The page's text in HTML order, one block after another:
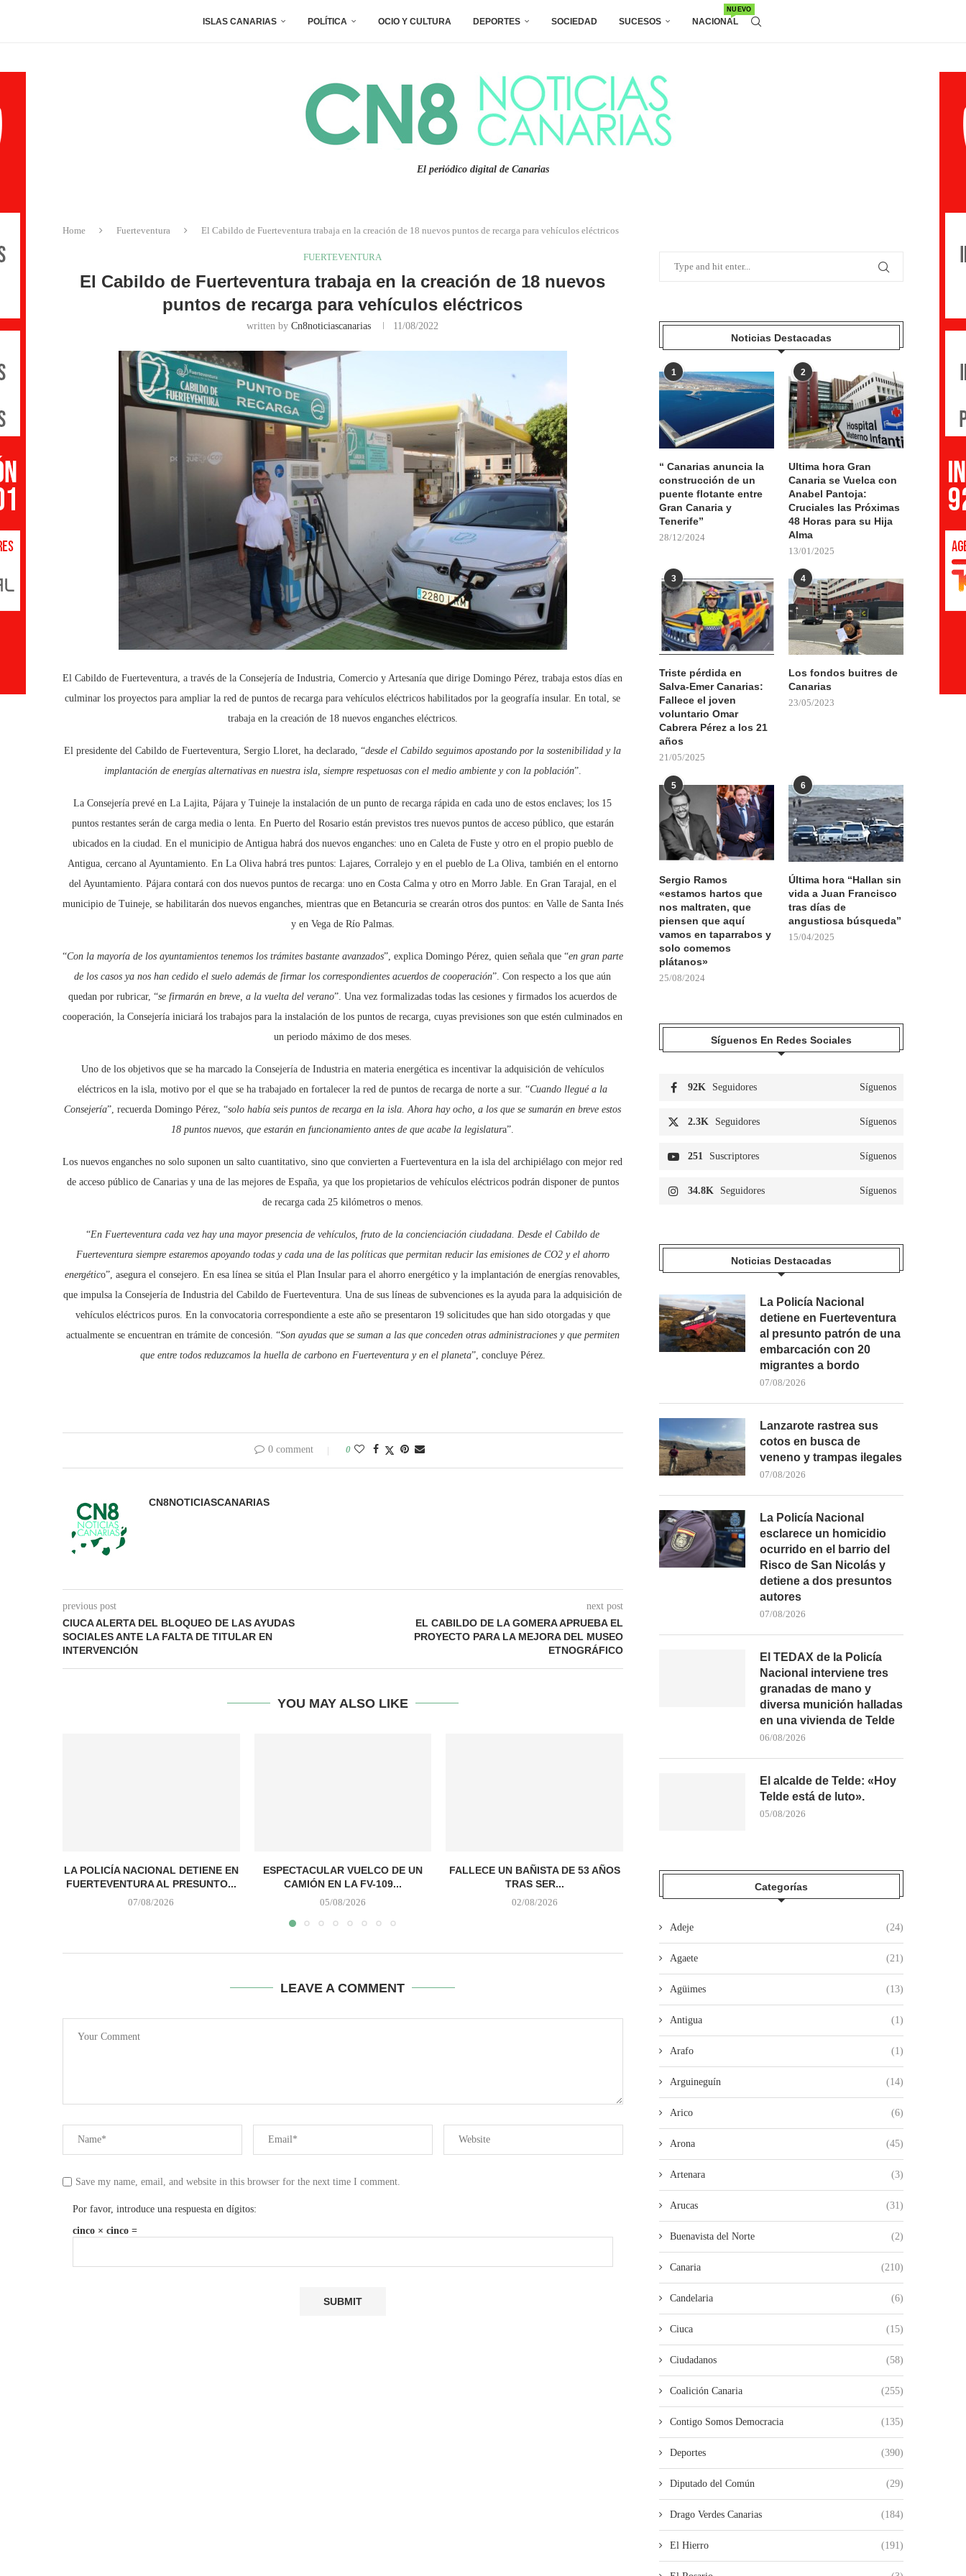
ISLAS CANARIAS POLÍTICA OCIO Y CULTURA DEPORTES SOCIEDAD SUCESOS NACIONAL
NUEVO
El periódico digital de Canarias
Home Fuerteventura El Cabildo de Fuerteventura trabaja en la creación de 18 nuevos puntos de recarga para vehículos eléctricos
FUERTEVENTURA
El Cabildo de Fuerteventura trabaja en la creación de 18 nuevos
puntos de recarga para vehículos eléctricos
written byCn8noticiascanarias 11/08/2022
El Cabildo de Fuerteventura, a través de la Consejería de Industria, Comercio y Artesanía que dirige Domingo Pérez, trabaja estos días en
culminar los proyectos para ampliar la red de puntos de recarga para vehículos eléctricos habilitados por la geografía insular. En total, se
trabaja en la creación de 18 nuevos enganches eléctricos.
El presidente del Cabildo de Fuerteventura, Sergio Lloret, ha declarado, “desde el Cabildo seguimos apostando por la sostenibilidad y la
implantación de energías alternativas en nuestra isla, siempre respetuosas con el medio ambiente y con la población”.
La Consejería prevé en La Lajita, Pájara y Tuineje la instalación de un punto de recarga rápida en cada uno de estos enclaves; los 15
puntos restantes serán de carga media o lenta. En Puerto del Rosario están previstos tres nuevos puntos de acceso público, que estarán
ubicados en la ciudad. En el municipio de Antigua habrá dos nuevos enganches: uno en Caleta de Fuste y otro en el propio pueblo de
Antigua, cercano al Ayuntamiento. En La Oliva habrá tres puntos: Lajares, Corralejo y en el pueblo de La Oliva, también en el entorno
del Ayuntamiento. Pájara contará con dos nuevos puntos de recarga: uno en Costa Calma y otro en Morro Jable. En Gran Tarajal, en el
municipio de Tuineje, se habilitarán dos nuevos enganches, mientras que en Betancuria se crearán otros dos puntos: en Valle de Santa Inés
y en Vega de Río Palmas.
“Con la mayoría de los ayuntamientos tenemos los trámites bastante avanzados”, explica Domingo Pérez, quien señala que “en gran parte
de los casos ya nos han cedido el suelo además de firmar los correspondientes acuerdos de cooperación”. Con respecto a los que aún
quedan por rubricar, “se firmarán en breve, a la vuelta del verano”. Una vez formalizadas todas las cesiones y firmados los acuerdos de
cooperación, la Consejería iniciará los trabajos para la instalación de los puntos de recarga, cuyas previsiones son que estén culminados en
un periodo máximo de dos meses.
Uno de los objetivos que se ha marcado la Consejería de Industria en materia energética es incentivar la adquisición de vehículos
eléctricos en la isla, motivo por el que se ha trabajado en fortalecer la red de puntos de recarga de norte a sur. “Cuando llegué a la
Consejería”, recuerda Domingo Pérez, “solo había seis puntos de recarga en la isla. Ahora hay ocho, a los que se sumarán en breve estos
18 puntos nuevos, que estarán en funcionamiento antes de que acabe la legislatura”.
Los nuevos enganches no solo suponen un salto cuantitativo, sino que convierten a Fuerteventura en la isla del archipiélago con mejor red
de acceso público de Canarias y una de las mejores de España, ya que los propietarios de vehículos eléctricos podrán disponer de puntos
de recarga cada 25 kilómetros o menos.
“En Fuerteventura cada vez hay una mayor presencia de vehículos, fruto de la concienciación ciudadana. Desde el Cabildo de
Fuerteventura siempre estaremos apoyando todas y cada una de las políticas que permitan reducir las emisiones de CO2 y el ahorro
energético”, asegura el consejero. En esa línea se sitúa el Plan Insular para el ahorro energético y la implantación de energías renovables,
que impulsa la Consejería de Industria del Cabildo de Fuerteventura. Una de sus líneas de subvenciones es la ayuda para la adquisición de
vehículos eléctricos puros. En la convocatoria correspondiente a este año se presentaron 19 solicitudes que han sido otorgadas y que
actualmente se encuentran en trámite de concesión. “Son ayudas que se suman a las que conceden otras administraciones y que permiten
que entre todos reduzcamos la huella de carbono en Fuerteventura y en el planeta”, concluye Pérez.
0 comment 0
CN8NOTICIASCANARIAS
previous post
CIUCA ALERTA DEL BLOQUEO DE LAS AYUDAS
SOCIALES ANTE LA FALTA DE TITULAR EN
INTERVENCIÓN
next post
EL CABILDO DE LA GOMERA APRUEBA EL
PROYECTO PARA LA MEJORA DEL MUSEO
ETNOGRÁFICO
YOU MAY ALSO LIKE
LA POLICÍA NACIONAL DETIENE EN
FUERTEVENTURA AL PRESUNTO...
07/08/2026
ESPECTACULAR VUELCO DE UN
CAMIÓN EN LA FV-109...
05/08/2026
FALLECE UN BAÑISTA DE 53 AÑOS
TRAS SER...
02/08/2026
CONTROLADO UN INCENDIO EN UN
DEPÓSITO DE MATERIALES...
22/07/2026
CONTIGO TUINEJE
LEAVE A COMMENT
Save my name, email, and website in this browser for the next time I comment.
Por favor, introduce una respuesta en dígitos:
cinco × cinco =
Noticias Destacadas
1
“ Canarias anuncia la
construcción de un
puente flotante entre
Gran Canaria y
Tenerife”
28/12/2024
2
Ultima hora Gran
Canaria se Vuelca con
Anabel Pantoja:
Cruciales las Próximas
48 Horas para su Hija
Alma
13/01/2025
3
Triste pérdida en
Salva-Emer Canarias:
Fallece el joven
voluntario Omar
Cabrera Pérez a los 21
años
21/05/2025
4
Los fondos buitres de
Canarias
23/05/2023
5
Sergio Ramos
«estamos hartos que
nos maltraten, que
piensen que aquí
vamos en taparrabos y
solo comemos
plátanos»
25/08/2024
6
Última hora “Hallan sin
vida a Juan Francisco
tras días de
angustiosa búsqueda”
15/04/2025
Síguenos En Redes Sociales
92K Seguidores Síguenos
2.3K Seguidores Síguenos
251 Suscriptores Síguenos
34.8K Seguidores Síguenos
Noticias Destacadas
La Policía Nacional
detiene en Fuerteventura
al presunto patrón de una
embarcación con 20
migrantes a bordo
07/08/2026
Lanzarote rastrea sus
cotos en busca de
veneno y trampas ilegales
07/08/2026
La Policía Nacional
esclarece un homicidio
ocurrido en el barrio del
Risco de San Nicolás y
detiene a dos presuntos
autores
07/08/2026
El TEDAX de la Policía
Nacional interviene tres
granadas de mano y
diversa munición halladas
en una vivienda de Telde
06/08/2026
El alcalde de Telde: «Hoy
Telde está de luto».
05/08/2026
Categorías
Adeje (24)
Agaete (21)
Agüimes (13)
Antigua (1)
Arafo (1)
Arguineguín (14)
Arico (6)
Arona (45)
Artenara (3)
Arucas (31)
Buenavista del Norte (2)
Canaria (210)
Candelaria (6)
Ciuca (15)
Ciudadanos (58)
Coalición Canaria (255)
Contigo Somos Democracia (135)
Deportes (390)
Diputado del Común (29)
Drago Verdes Canarias (184)
El Hierro (191)